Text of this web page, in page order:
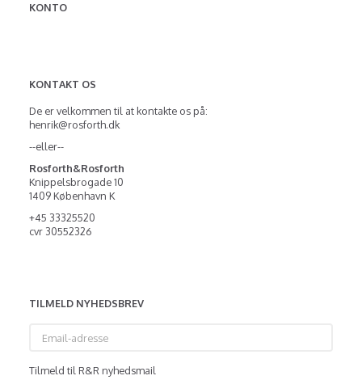
KONTO
KONTAKT OS
De er velkommen til at kontakte os på:
henrik@rosforth.dk
--eller--
Rosforth&Rosforth
Knippelsbrogade 10
1409 København K
+45 33325520
cvr 30552326
TILMELD NYHEDSBREV
adresse
Tilmeld til R&R nyhedsmail